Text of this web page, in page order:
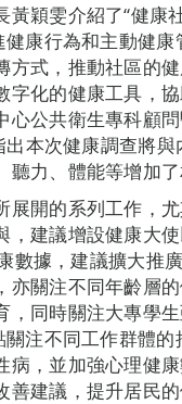
穎雯介紹了“健康
康行為和主動健康
式，推動社區的
化的健康工具，
公共衛生專科顧
本次健康調查將
力、體能等增加了
開的系列工作，
建議增設健康大
數據，建議擴大推
關注不同年齡層
同時關注大專學
注不同工作群體
，並加強心理健
建議，提升居民的